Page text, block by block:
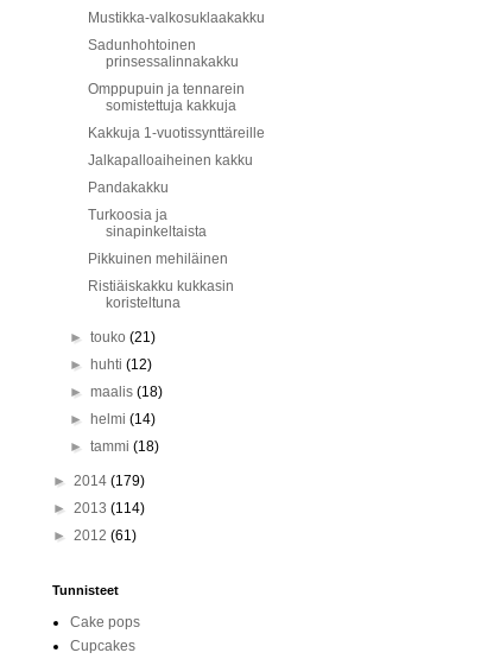
Mustikka-valkosuklaakakku
Sadunhohtoinen
prinsessalinnakakku
Omppupuin ja tennarein
somistettuja kakkuja
Kakkuja 1-vuotissynttäreille
Jalkapalloaiheinen kakku
Pandakakku
Turkoosia ja
sinapinkeltaista
Pikkuinen mehiläinen
Ristiäiskakku kukkasin
koristeltuna
►touko(21)
►huhti(12)
►maalis(18)
►helmi(14)
►tammi(18)
► 2014 (179)
► 2013 (114)
► 2012 (61)
Tunnisteet
Cake pops
Cupcakes